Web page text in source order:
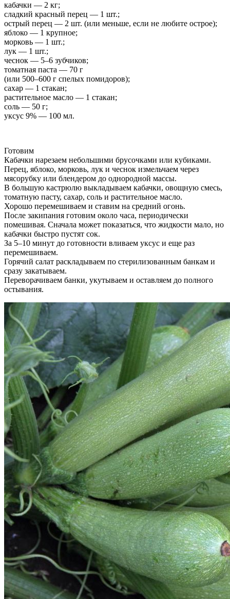
кабачки — 2 кг;
сладкий красный перец — 1 шт.;
острый перец — 2 шт. (или меньше, если не любите острое);
яблоко — 1 крупное;
морковь — 1 шт.;
лук — 1 шт.;
чеснок — 5–6 зубчиков;
томатная паста — 70 г
(или 500–600 г спелых помидоров);
сахар — 1 стакан;
растительное масло — 1 стакан;
соль — 50 г;
уксус 9% — 100 мл.
Готовим
Кабачки нарезаем небольшими брусочками или кубиками.
Перец, яблоко, морковь, лук и чеснок измельчаем через
мясорубку или блендером до однородной массы.
В большую кастрюлю выкладываем кабачки, овощную смесь,
томатную пасту, сахар, соль и растительное масло.
Хорошо перемешиваем и ставим на средний огонь.
После закипания готовим около часа, периодически
помешивая. Сначала может показаться, что жидкости мало, но
кабачки быстро пустят сок.
За 5–10 минут до готовности вливаем уксус и еще раз
перемешиваем.
Горячий салат раскладываем по стерилизованным банкам и
сразу закатываем.
Переворачиваем банки, укутываем и оставляем до полного
остывания.